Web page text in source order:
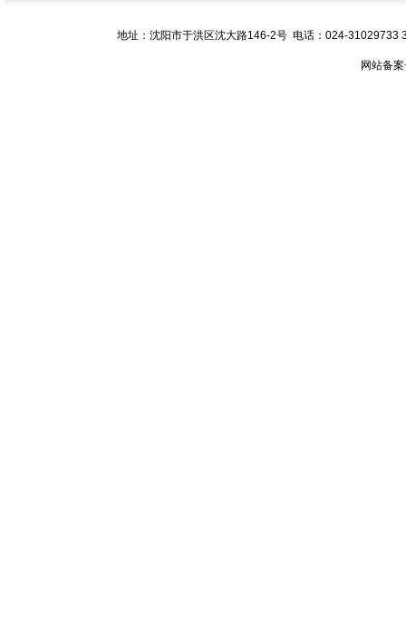
地址：沈阳市于洪区沈大路146-2号 电话：024-
网站备